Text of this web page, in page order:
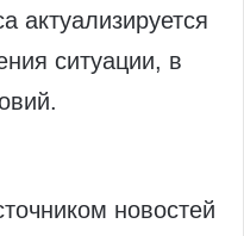
актуализируется
ситуации, в
новостей